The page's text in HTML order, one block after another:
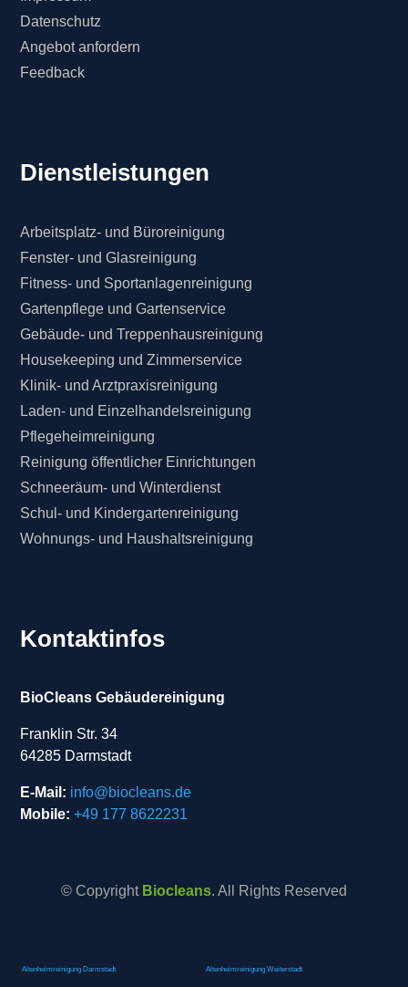
Datenschutz
Angebot anfordern
Feedback
Dienstleistungen
Arbeitsplatz- und Büroreinigung
Fenster- und Glasreinigung
Fitness- und Sportanlagenreinigung
Gartenpflege und Gartenservice
Gebäude- und Treppenhausreinigung
Housekeeping und Zimmerservice
Klinik- und Arztpraxisreinigung
Laden- und Einzelhandelsreinigung
Pflegeheimreinigung
Reinigung öffentlicher Einrichtungen
Schneeräum- und Winterdienst
Schul- und Kindergartenreinigung
Wohnungs- und Haushaltsreinigung
Kontaktinfos
BioCleans Gebäudereinigung
Franklin Str. 34
64285 Darmstadt
E-Mail: info@biocleans.de
Mobile: +49 177 8622231
© Copyright Biocleans. All Rights Reserved
Altenheimreinigung Darmstadt Altenheimreinigung Weiterstadt